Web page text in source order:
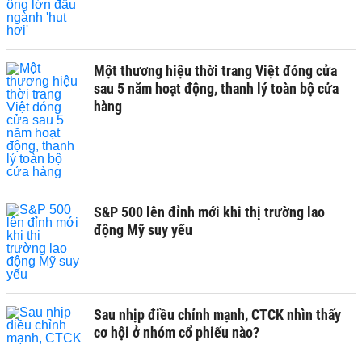
Một thương hiệu thời trang Việt đóng cửa
sau 5 năm hoạt động, thanh lý toàn bộ cửa
hàng
S&P 500 lên đỉnh mới khi thị trường lao
động Mỹ suy yếu
Sau nhịp điều chỉnh mạnh, CTCK nhìn thấy
cơ hội ở nhóm cổ phiếu nào?